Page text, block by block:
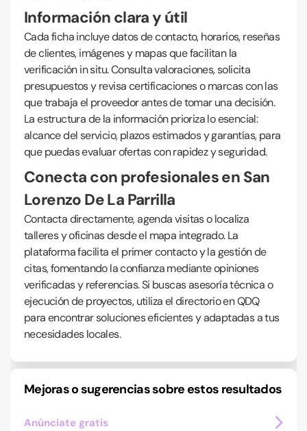
Información clara y útil
Cada ficha incluye datos de contacto, horarios, reseñas
de clientes, imágenes y mapas que facilitan la
verificación in situ. Consulta valoraciones, solicita
presupuestos y revisa certificaciones o marcas con las
que trabaja el proveedor antes de tomar una decisión.
La estructura de la información prioriza lo esencial:
alcance del servicio, plazos estimados y garantías, para
que puedas evaluar ofertas con rapidez y seguridad.
Conecta con profesionales en San
Lorenzo De La Parrilla
Contacta directamente, agenda visitas o localiza
talleres y oficinas desde el mapa integrado. La
plataforma facilita el primer contacto y la gestión de
citas, fomentando la confianza mediante opiniones
verificadas y referencias. Si buscas asesoría técnica o
ejecución de proyectos, utiliza el directorio en QDQ
para encontrar soluciones eficientes y adaptadas a tus
necesidades locales.
Mejoras o sugerencias sobre estos resultados
Anúnciate gratis